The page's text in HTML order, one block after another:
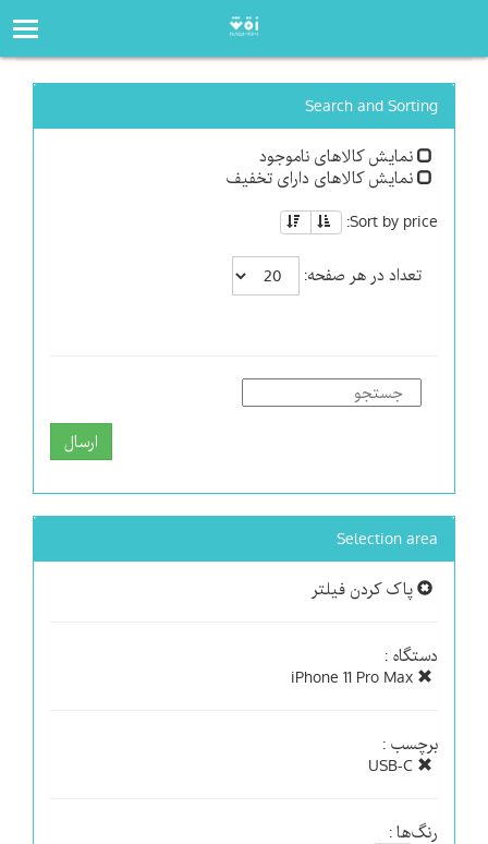
Search and Sorting
نمایش کالاهای ناموجود
نمایش کالاهای دارای تخفیف
Sort by price:
تعداد در هر صفحه:
ارسال
Selection area
پاک کردن فیلتر
دستگاه :
برچسب :
رنگ‌ها :